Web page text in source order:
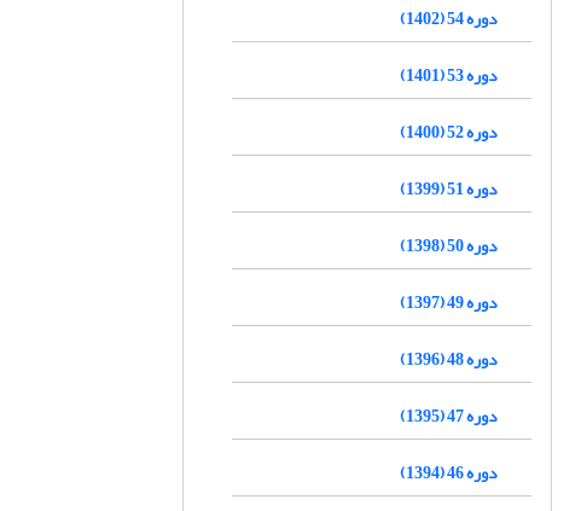
دوره 54 (1402)
دوره 53 (1401)
دوره 52 (1400)
دوره 51 (1399)
دوره 50 (1398)
دوره 49 (1397)
دوره 48 (1396)
دوره 47 (1395)
دوره 46 (1394)